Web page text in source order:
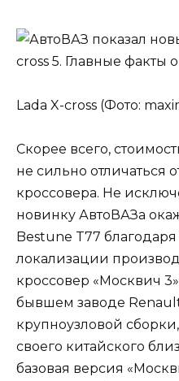
Lada X-cross (Фото:
Скорее всего,
не сильно отличаться
кроссовера. Не
новинку АвтоВАЗа
Bestune T77
локализации
кроссовер «Москвич
бывшем заводе
крупноузловой
своего китайского
базовая версия